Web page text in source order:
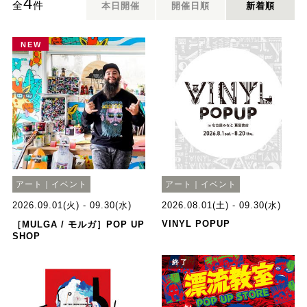
全 件 本日開催 開催日順 新着順
NEW
アート｜イベント
2026.09.01(火) - 09.30(水)
［MULGA / モルガ］POP UP
SHOP
アート｜イベント
2026.08.01(土) - 09.30(水)
VINYL POPUP
終了